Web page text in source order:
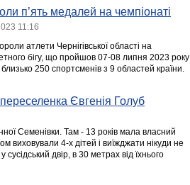
п’ять медалей на чемпіонаті
11:16
атлети Чернігівської області на
бігу, що пройшов 07-08 липня 2023 року
250 спортсменів з 9 областей країни.
Євгенія Голуб
Семенівки. Там - 13 років мала власний
виховували 4-х дітей і виїжджати нікуди не
двір, в 30 метрах від їхнього